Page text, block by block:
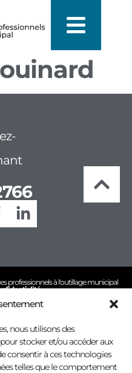
nous utilisons des
stocker et/ou accéder aux
consentir à ces technologies
telles que le comportement
professionnels à l'outillage municipal